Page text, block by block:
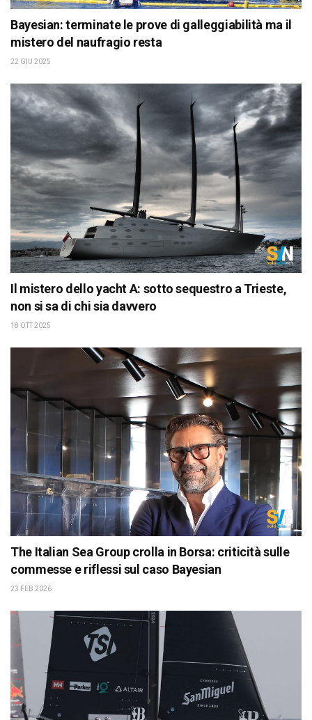
Bayesian: terminate le prove di galleggiabilità ma il
mistero del naufragio resta
22 GIU 2025
Il mistero dello yacht A: sotto sequestro a Trieste,
non si sa di chi sia davvero
18 OTT 2025
The Italian Sea Group crolla in Borsa: criticità sulle
commesse e riflessi sul caso Bayesian
23 FEB 2026